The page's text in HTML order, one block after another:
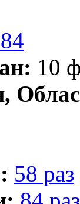
10
58 раз